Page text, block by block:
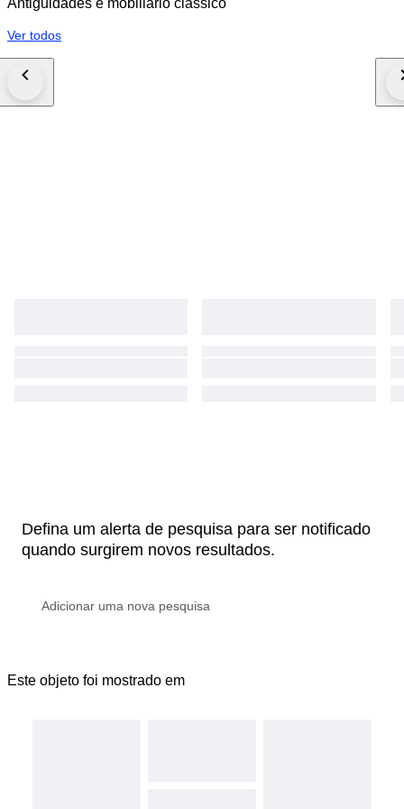
Antiguidades e mobiliário clássico
Ver todos
Defina um alerta de pesquisa para ser notificado
quando surgirem novos resultados.
Este objeto foi mostrado em